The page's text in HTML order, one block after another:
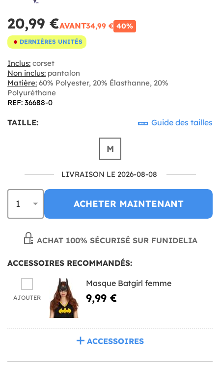
20,99 €AVANT34,99 € 40%
DERNIÈRES UNITÉS
Inclus: corset
Non inclus: pantalon
Matière: 60% Polyester, 20% Élasthanne, 20%
Polyuréthane
REF: 36688-0
TAILLE: Guide des tailles
M
LIVRAISON LE 2026-08-08
ACHETER MAINTENANT
ACHAT 100% SÉCURISÉ SUR FUNIDELIA
ACCESSOIRES RECOMMANDÉS:
AJOUTER
Masque Batgirl femme
9,99 €
ACCESSOIRES